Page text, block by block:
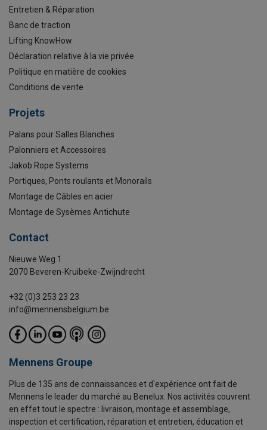
Entretien & Réparation
Banc de traction
Lifting KnowHow
Déclaration relative à la vie privée
Politique en matière de cookies
Conditions de vente
Projets
Palans pour Salles Blanches
Palonniers et Accessoires
Jakob Rope Systems
Portiques, Ponts roulants et Monorails
Montage de Câbles en acier
Montage de Sysèmes Antichute
Contact
Nieuwe Weg 1
2070 Beveren-Kruibeke-Zwijndrecht
+32 (0)3 253 23 23
info@mennensbelgium.be
Mennens Groupe
Plus de 135 ans de connaissances et d'expérience ont fait de
Mennens le leader du marché au Benelux. Nos activités couvrent
en effet tout le spectre : livraison, montage et assemblage,
inspection et certification, réparation et entretien, éducation et